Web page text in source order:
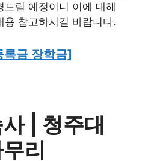
릴 예정이니 이에 대해
용 참고하시길 바랍니다.
록금 장학금]
| 청주대
리